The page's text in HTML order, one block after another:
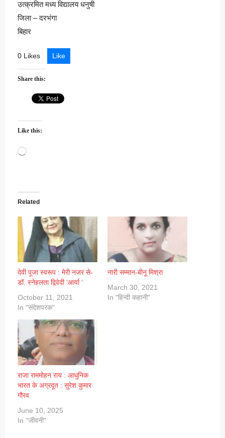
उत्क्रमित मध्य विद्यालय धनुषी
जिला – दरभंगा
बिहार
0 Likes Like
Share this:
Like this:
Loading…
Related
देवी पूजा स्वरूप : मेरी नजर से-
डॉ. स्नेहलता द्विवेदी ‘आर्या ‘
October 11, 2021
In "संदेशपरक"
नारी सम्मान-बीनू मिश्रा
March 30, 2021
In "हिन्दी कहानी"
राजा राममोहन राय : आधुनिक
भारत के अग्रदूत : सुरेश कुमार
गौरव
June 10, 2025
In "जीवनी"